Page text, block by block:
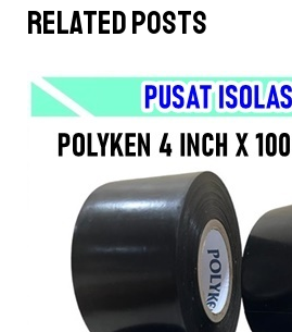
Related Posts